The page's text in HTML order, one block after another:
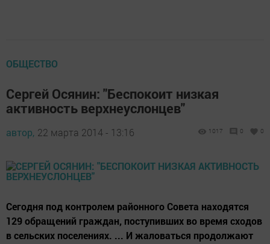
ОБЩЕСТВО
Сергей Осянин: "Беспокоит низкая
активность верхнеуслонцев"
автор, 22 марта 2014 - 13:16 1017 0 0
Сегодня под контролем районного Совета находятся
129 обращений граждан, поступивших во время сходов
в сельских поселениях. ... И жаловаться продолжают